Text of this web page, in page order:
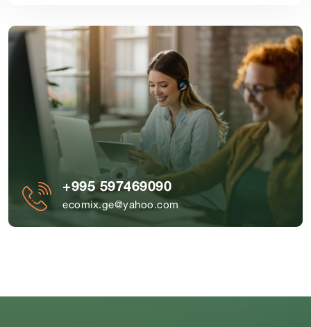
+995 597469090
ecomix.ge@yahoo.com